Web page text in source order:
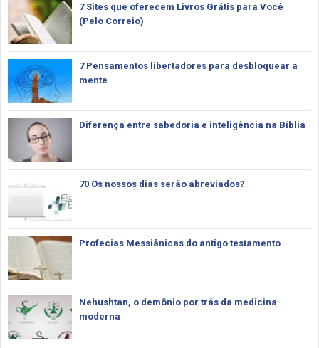
7 Sites que oferecem Livros Grátis para Você
(Pelo Correio)
7 Pensamentos libertadores para desbloquear a
mente
Diferença entre sabedoria e inteligência na Bíblia
70 Os nossos dias serão abreviados?
Profecias Messiânicas do antigo testamento
Nehushtan, o demônio por trás da medicina
moderna